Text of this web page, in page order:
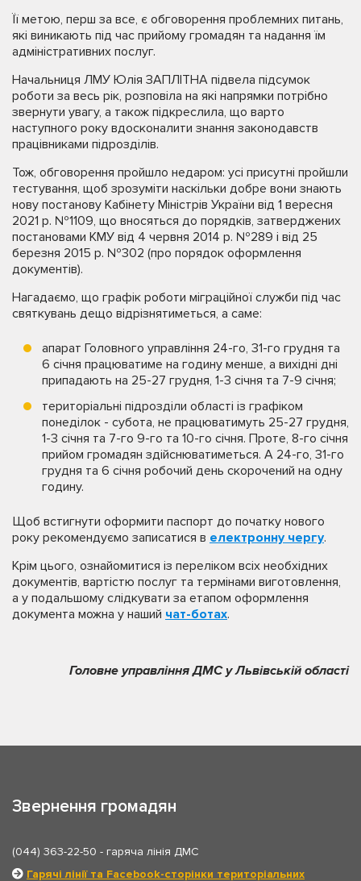
Її метою, перш за все, є обговорення проблемних питань,
які виникають під час прийому громадян та надання їм
адміністративних послуг.
Начальниця ЛМУ Юлія ЗАПЛІТНА підвела підсумок
роботи за весь рік, розповіла на які напрямки потрібно
звернути увагу, а також підкреслила, що варто
наступного року вдосконалити знання законодавств
працівниками підрозділів.
Тож, обговорення пройшло недаром: усі присутні пройшли
тестування, щоб зрозуміти наскільки добре вони знають
нову постанову Кабінету Міністрів України від 1 вересня
2021 р. №1109, що вносяться до порядків, затверджених
постановами КМУ від 4 червня 2014 р. №289 і від 25
березня 2015 р. №302 (про порядок оформлення
документів).
Нагадаємо, що графік роботи міграційної служби під час
святкувань дещо відрізнятиметься, а саме:
апарат Головного управління 24-го, 31-го грудня та
6 січня працюватиме на годину менше, а вихідні дні
припадають на 25-27 грудня, 1-3 січня та 7-9 січня;
територіальні підрозділи області із графіком
понеділок - субота, не працюватимуть 25-27 грудня,
1-3 січня та 7-го 9-го та 10-го січня. Проте, 8-го січня
прийом громадян здійснюватиметься. А 24-го, 31-го
грудня та 6 січня робочий день скорочений на одну
годину.
Щоб встигнути оформити паспорт до початку нового
року рекомендуємо записатися в електронну чергу.
Крім цього, ознайомитися із переліком всіх необхідних
документів, вартістю послуг та термінами виготовлення,
а у подальшому слідкувати за етапом оформлення
документа можна у наший чат-ботах.
Головне управління ДМС у Львівській області
Звернення громадян
(044) 363-22-50 - гаряча лінія ДМС
Гарячі лінії та Facebook-сторінки територіальних